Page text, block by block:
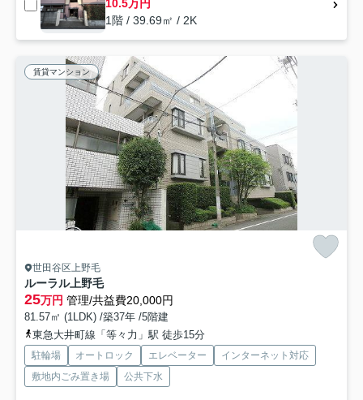
10.5万円
1階 / 39.69㎡ / 2K
賃貸マンション
世田谷区上野毛
ルーラル上野毛
25万円 管理/共益費20,000円
81.57㎡ (1LDK) /築37年 /5階建
東急大井町線「等々力」駅 徒歩15分
駐輪場 オートロック エレベーター
インターネット対応
敷地内ごみ置き場
公共下水